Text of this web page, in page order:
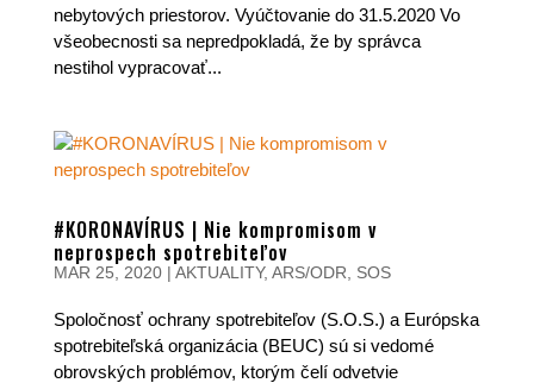
nebytových priestorov. Vyúčtovanie do 31.5.2020 Vo
všeobecnosti sa nepredpokladá, že by správca
nestihol vypracovať...
#KORONAVÍRUS | Nie kompromisom v
neprospech spotrebiteľov
MAR 25, 2020| AKTUALITY, ARS/ODR SOS
Spoločnosť ochrany spotrebiteľov (S.O.S.) a Európska
spotrebiteľská organizácia (BEUC) sú si vedomé
obrovských problémov, ktorým čelí odvetvie